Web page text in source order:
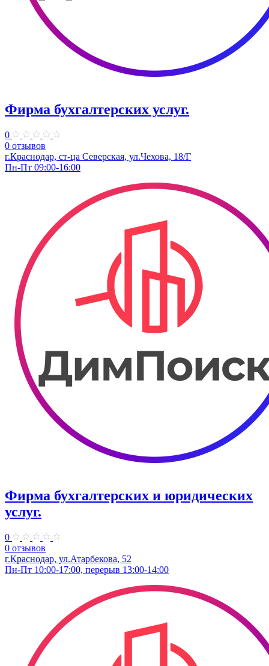
Фирма бухгалтерских услуг.
0
0 отзывов
г.Краснодар, ст-ца Северская, ул.Чехова, 18/Г
Пн-Пт 09:00-16:00
Фирма бухгалтерских и юридических
услуг.
0
0 отзывов
г.Краснодар, ул.Атарбекова, 52
Пн-Пт 10:00-17:00, перерыв 13:00-14:00